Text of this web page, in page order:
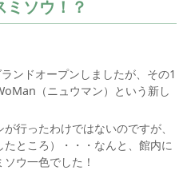
ソウ！？
ンドオープンしましたが、その1
（ニュウマン）という新し
行ったわけではないのですが、
ところ）・・・なんと、館内に
ウ一色でした！